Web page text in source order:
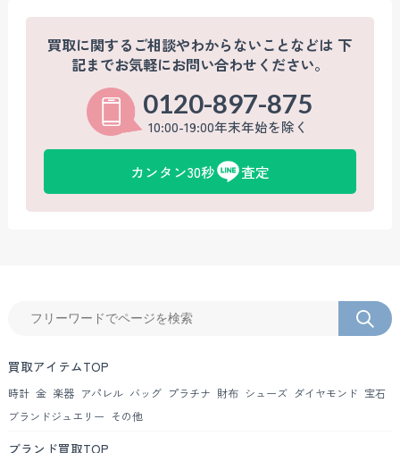
買取に関するご相談やわからないことなどは 下
記までお気軽にお問い合わせください。
0120-897-875
10:00-19:00年末年始を除く
カンタン30秒 査定
買取アイテムTOP
時計 金 楽器 アパレル バッグ プラチナ 財布 シューズ ダイヤモンド 宝石
ブランドジュエリー その他
ブランド買取TOP